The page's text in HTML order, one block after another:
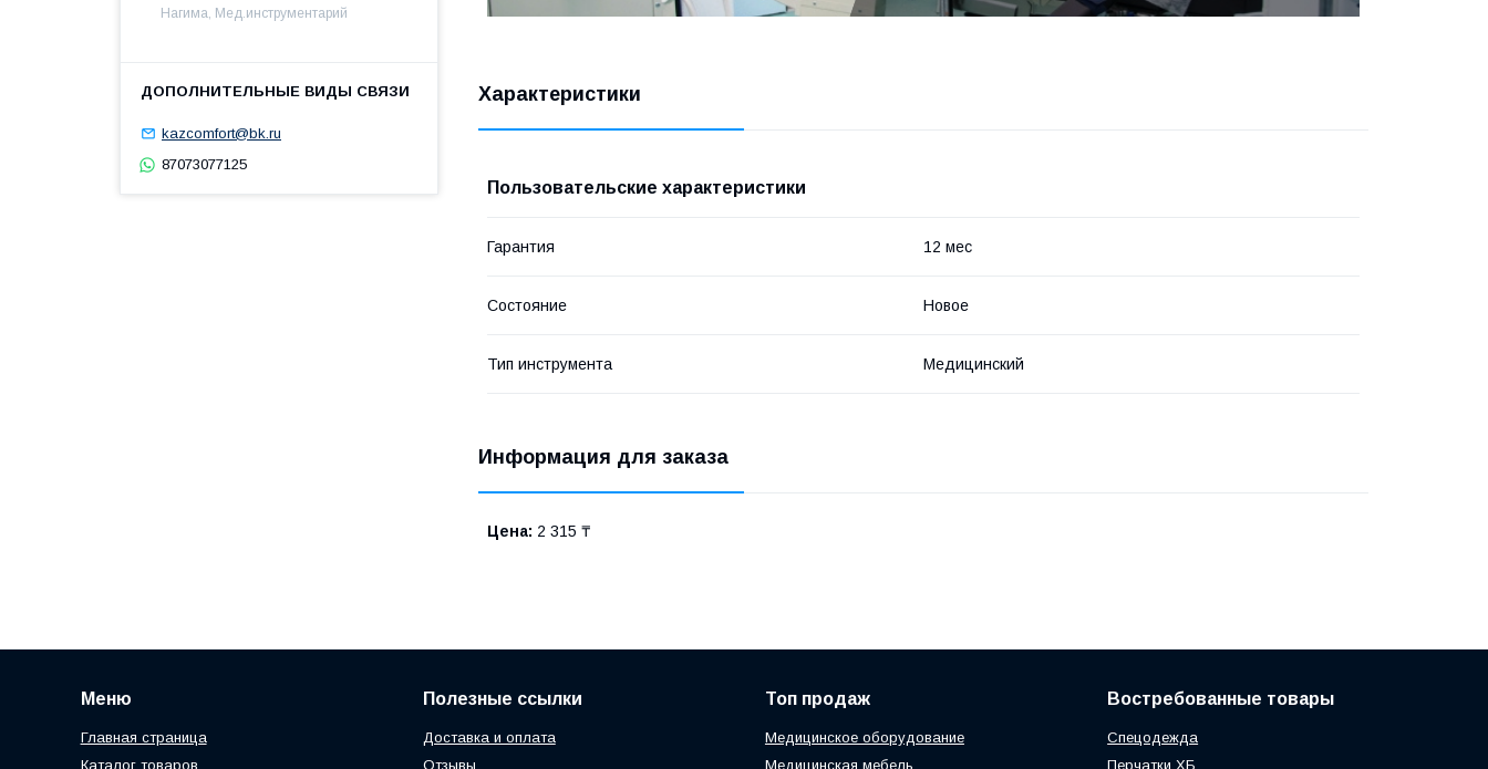
Характеристики
Пользовательские характеристики
Гарантия 12 мес
Состояние Новое
Тип инструмента Медицинский
Информация для заказа
Цена: 2 315 ₸
Нагима, Мед.инструментарий
kazcomfort@bk.ru
87073077125
Меню
Главная страница
Каталог товаров
Полезные ссылки
Доставка и оплата
Отзывы
Топ продаж
Медицинское оборудование
Медицинская мебель
Востребованные товары
Спецодежда
Перчатки ХБ